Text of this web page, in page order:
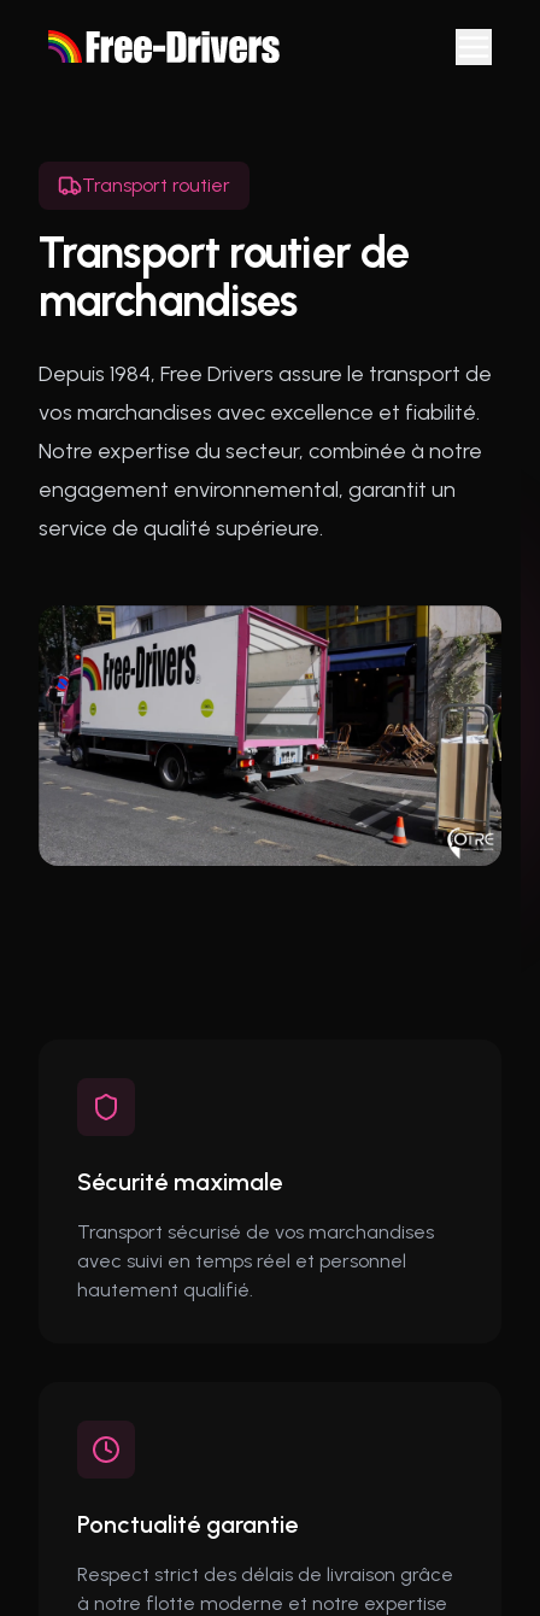
Transport routier
Transport routier de
marchandises
Depuis 1984, Free Drivers assure le transport de
vos marchandises avec excellence et fiabilité.
Notre expertise du secteur, combinée à notre
engagement environnemental, garantit un
service de qualité supérieure.
Sécurité maximale
Transport sécurisé de vos marchandises
avec suivi en temps réel et personnel
hautement qualifié.
Ponctualité garantie
Respect strict des délais de livraison grâce
à notre flotte moderne et notre expertise